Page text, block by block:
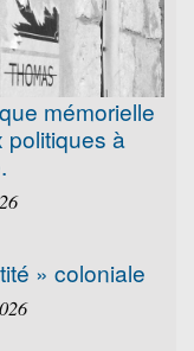
mémorielle
politiques à
» coloniale